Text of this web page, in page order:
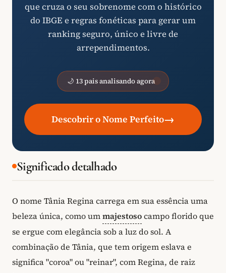
que cruza o seu sobrenome com o histórico
do IBGE e regras fonéticas para gerar um
ranking seguro, único e livre de
arrependimentos.
🌙 13 pais analisando agora
Descobrir o Nome Perfeito→
Significado detalhado
O nome Tânia Regina carrega em sua essência uma
beleza única, como ummajestosocampo florido que
se ergue com elegância sob a luz do sol. A
combinação de Tânia, que tem origem eslava e
significa "coroa" ou "reinar", com Regina, de raiz